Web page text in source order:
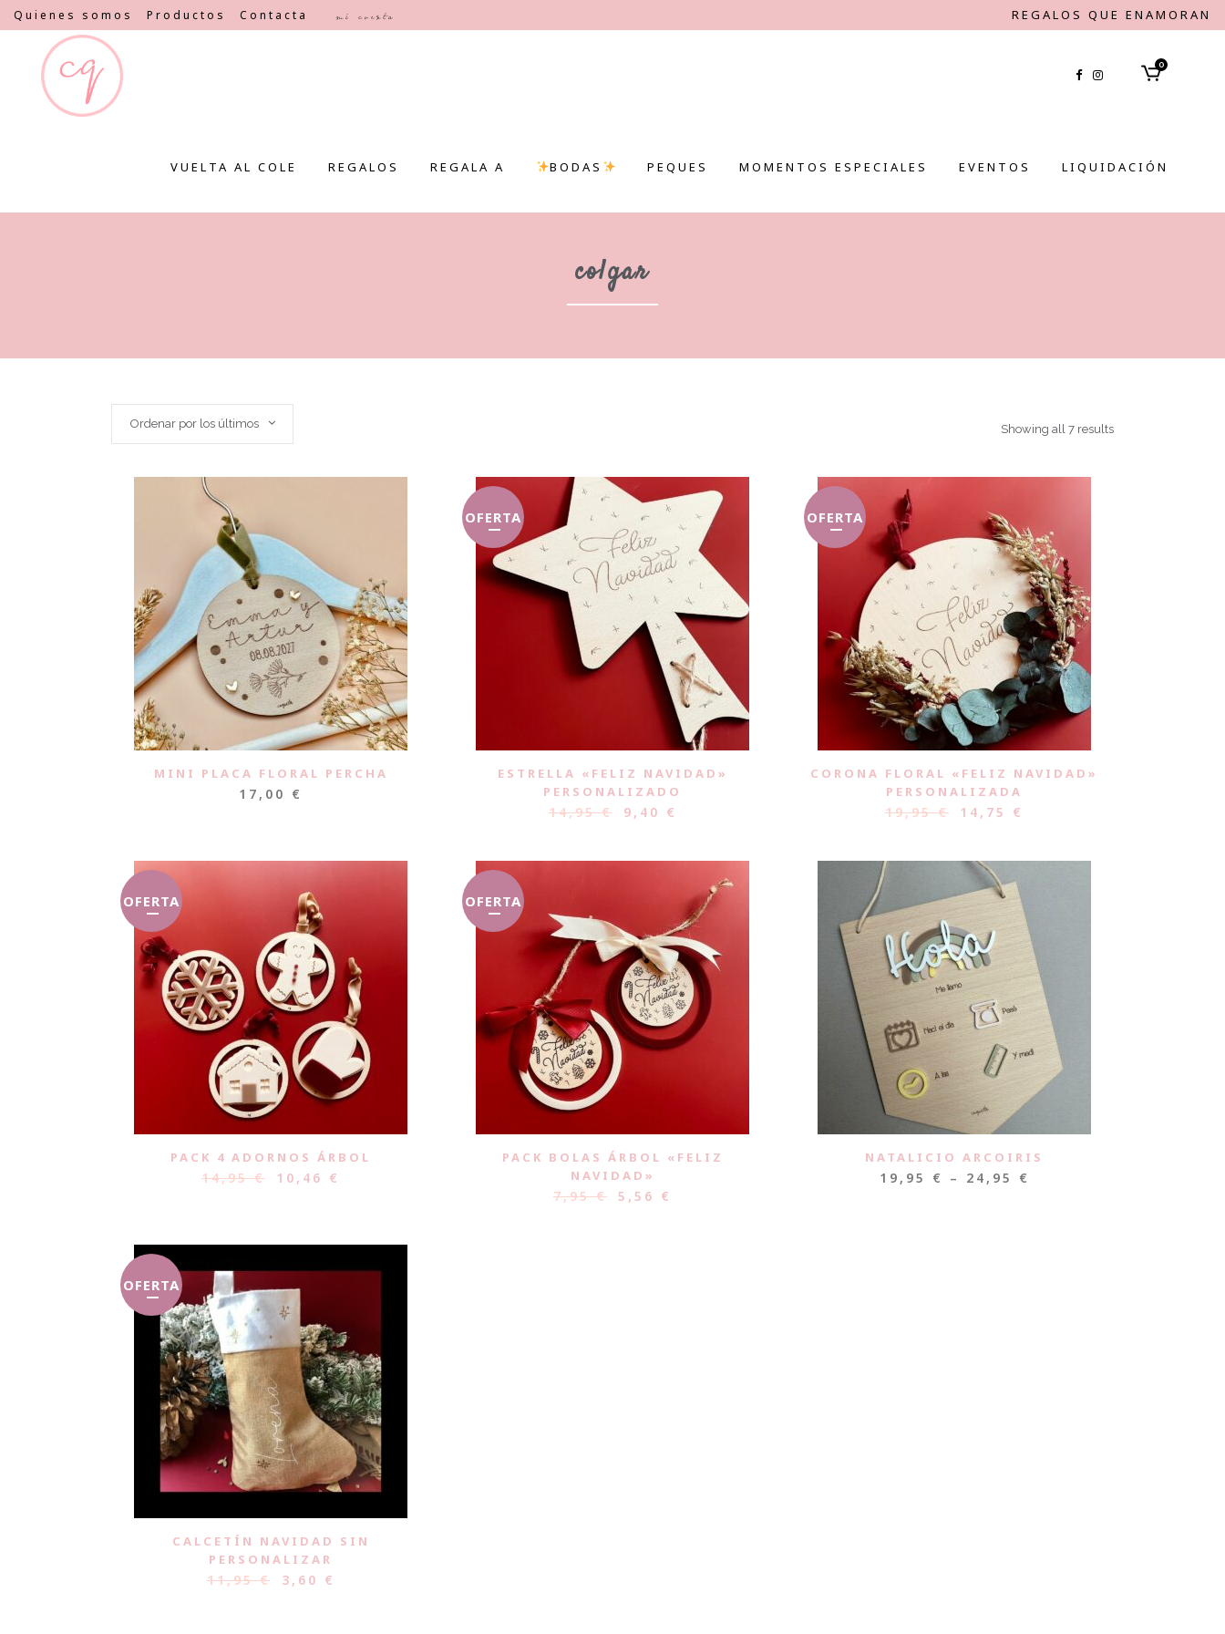
Quienes somos Productos Contacta Mi cuenta REGALOS QUE ENAMORAN
0
VUELTA AL COLE REGALOS REGALA A BODAS PEQUES MOMENTOS ESPECIALES EVENTOS LIQUIDACIÓN
colgar
Showing all 7 results
Ordenar por los últimos
MINI PLACA FLORAL PERCHA
17,00 €
OFERTA
ESTRELLA «FELIZ NAVIDAD»
PERSONALIZADO
14,95€ 9,40 €
OFERTA
CORONA FLORAL «FELIZ NAVIDAD»
PERSONALIZADA
19,95€ 14,75 €
OFERTA
PACK 4 ADORNOS ÁRBOL
14,95€ 10,46 €
OFERTA
PACK BOLAS ÁRBOL «FELIZ
NAVIDAD»
7,95€ 5,56 €
NATALICIO ARCOIRIS
19,95 € – 24,95 €
OFERTA
CALCETÍN NAVIDAD SIN
PERSONALIZAR
11,95€ 3,60 €